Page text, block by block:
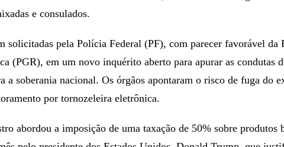
e consulados.
solicitadas pela Polícia Federal (PF), com parecer favorável da
(PGR), em um novo inquérito aberto para apurar as condutas
a soberania nacional. Os órgãos apontaram o risco de fuga do
por tornozeleira eletrônica.
abordou a imposição de uma taxação de 50% sobre produtos